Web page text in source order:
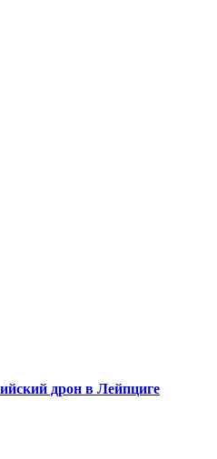
дрон в Лейпциге